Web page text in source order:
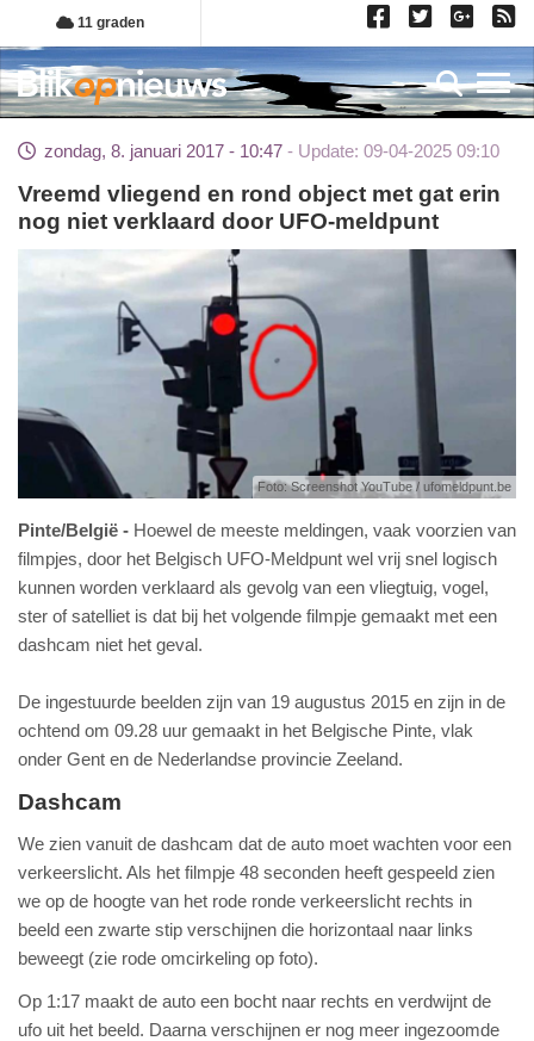
Overslaan
en
naar
de
gaan
11 graden
zondag, 8. januari 2017 - 10:47 Update: 09-04-2025 09:10
Vreemd vliegend en rond object met gat erin
nog niet verklaard door UFO-meldpunt
Foto: Screenshot YouTube / ufomeldpunt.be
Pinte/België
Hoewel de meeste meldingen, vaak voorzien van
filmpjes, door het Belgisch UFO-Meldpunt wel vrij snel logisch
kunnen worden verklaard als gevolg van een vliegtuig, vogel,
ster of satelliet is dat bij het volgende filmpje gemaakt met een
dashcam niet het geval.
De ingestuurde beelden zijn van 19 augustus 2015 en zijn in de
ochtend om 09.28 uur gemaakt in het Belgische Pinte, vlak
onder Gent en de Nederlandse provincie Zeeland.
Dashcam
We zien vanuit de dashcam dat de auto moet wachten voor een
verkeerslicht. Als het filmpje 48 seconden heeft gespeeld zien
we op de hoogte van het rode ronde verkeerslicht rechts in
beeld een zwarte stip verschijnen die horizontaal naar links
beweegt (zie rode omcirkeling op foto).
Op 1:17 maakt de auto een bocht naar rechts en verdwijnt de
ufo uit het beeld. Daarna verschijnen er nog meer ingezoomde